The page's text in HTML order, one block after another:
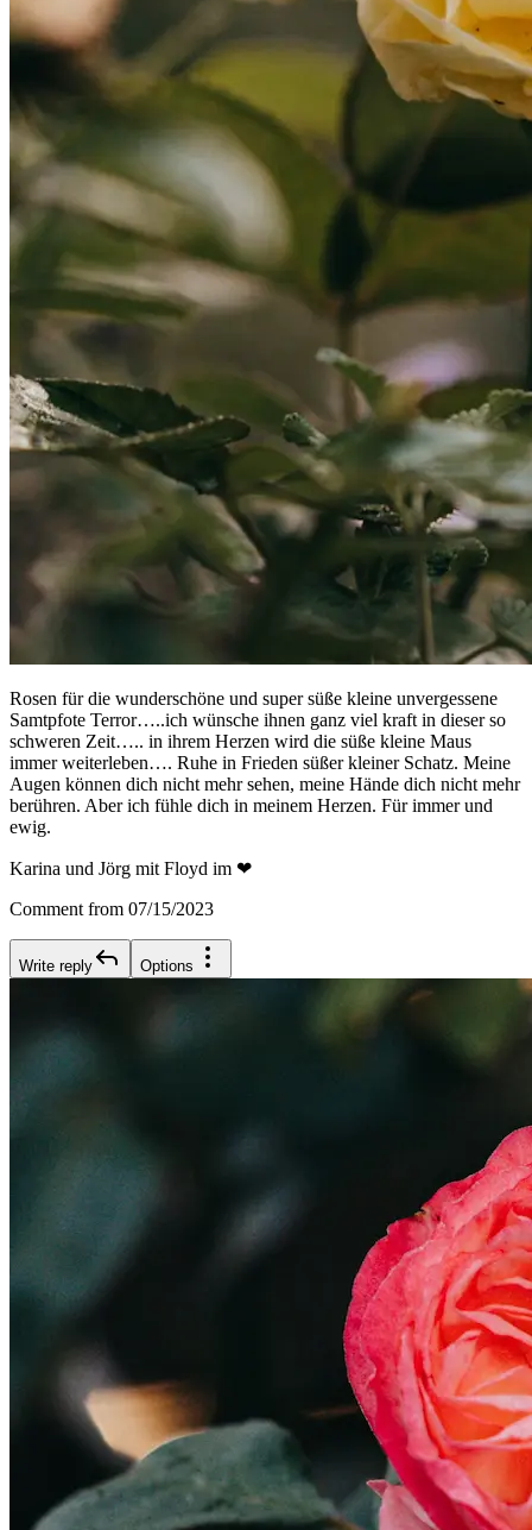
Rosen für die wunderschöne und super süße kleine unvergessene
Samtpfote Terror…..ich wünsche ihnen ganz viel kraft in dieser so
schweren Zeit….. in ihrem Herzen wird die süße kleine Maus
immer weiterleben…. Ruhe in Frieden süßer kleiner Schatz. Meine
Augen können dich nicht mehr sehen, meine Hände dich nicht mehr
berühren. Aber ich fühle dich in meinem Herzen. Für immer und
ewig.
Karina und Jörg mit Floyd im ❤
Comment from 07/15/2023
Write reply Options